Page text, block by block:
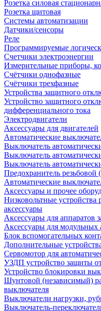
Розетка силовая
Розетка щитовая
Системы автоматизации
Датчики/сенсоры
Реле
Программируемые
Счетчики электроэнергии
Измерительные приборы,
Счётчики однофазные
Счётчики трехфазные
Устройства защитного
Устройство защитного
дифференциального тока
Электродвигатели
Аксессуары для двигателей
Автоматические
Выключатель
Выключатель
Выключатель
Предохранитель резьбовой
Автоматические
Аксессуары и прочее
Низковольтные устройства
аксессуары
Аксессуары для аппаратов
Аксессуары для модульных
Блок вспомогательных
Дополнительные
Сервомотор для
УЗДП устройство защиты
Устройство блокировки
Шунтовой (независимый)
выключателя
Выключатели нагрузки,
Выключатель-